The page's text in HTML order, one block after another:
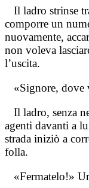
Il ladro strinse
comporre un
nuovamente,
non voleva
l’uscita.
«Signore, dove
Il ladro, senza
agenti davanti a
strada iniziò a
folla.
«Fermatelo!»